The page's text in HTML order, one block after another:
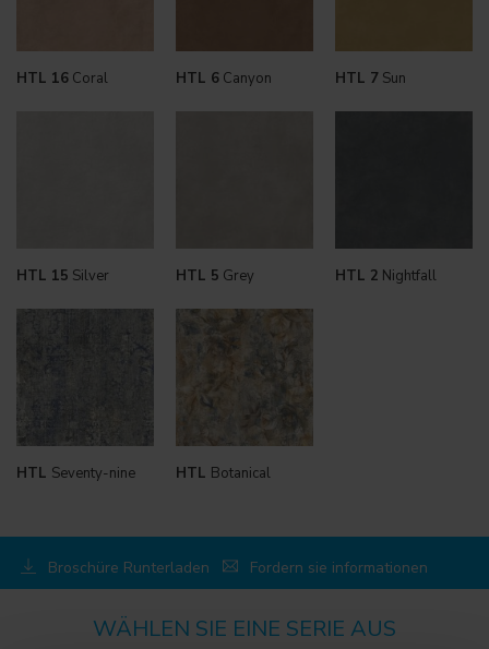
HTL 16 Coral HTL 6Canyon HTL 7Sun
HTL 15 Silver HTL 5 Grey HTL 2 Nightfall
HTL Seventy-nine HTL Botanical
Broschüre Runterladen Fordern sie informationen
WÄHLEN SIE EINE SERIE AUS